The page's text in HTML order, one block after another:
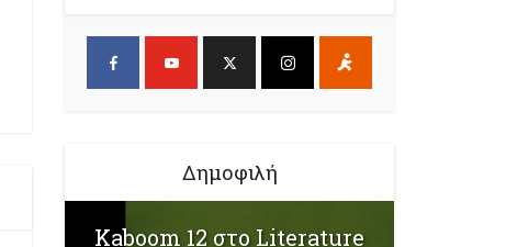
Δημοφιλή
Kaboom 12 στο Literature